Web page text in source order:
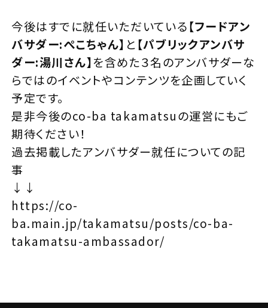
今後はすでに就任いただいている【フードアン
バサダー:ぺこちゃん】 と【パブリックアンバサ
ダー:湯川さん】を含めた３名のアンバサダーな
らではのイベントやコンテンツを企画していく
予定です。
是非今後のco-ba takamatsuの運営にもご
期待ください！
過去掲載したアンバサダー就任についての記
事
↓↓
https://co-
ba.main.jp/takamatsu/posts/co-ba-
takamatsu-ambassador/